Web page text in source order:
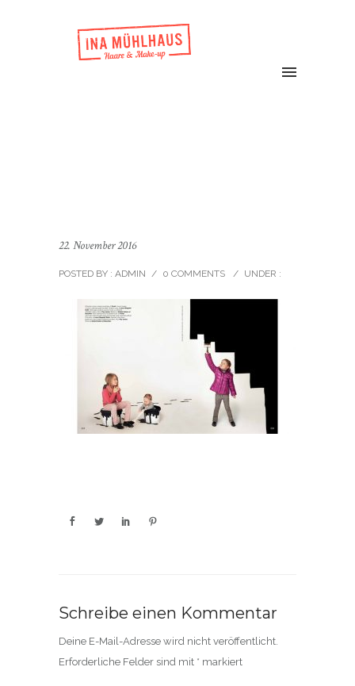
22. November 2016
POSTED BY : ADMIN / 0 COMMENTS / UNDER :
Schreibe einen Kommentar
Deine E-Mail-Adresse wird nicht veröffentlicht.
Erforderliche Felder sind mit * markiert